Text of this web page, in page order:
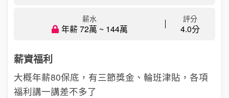
薪水
年薪 72萬 ~ 144萬
評分
4.0分
薪資福利
大概年薪80保底，有三節獎金、輪班津貼，各項
福利講一講差不多了